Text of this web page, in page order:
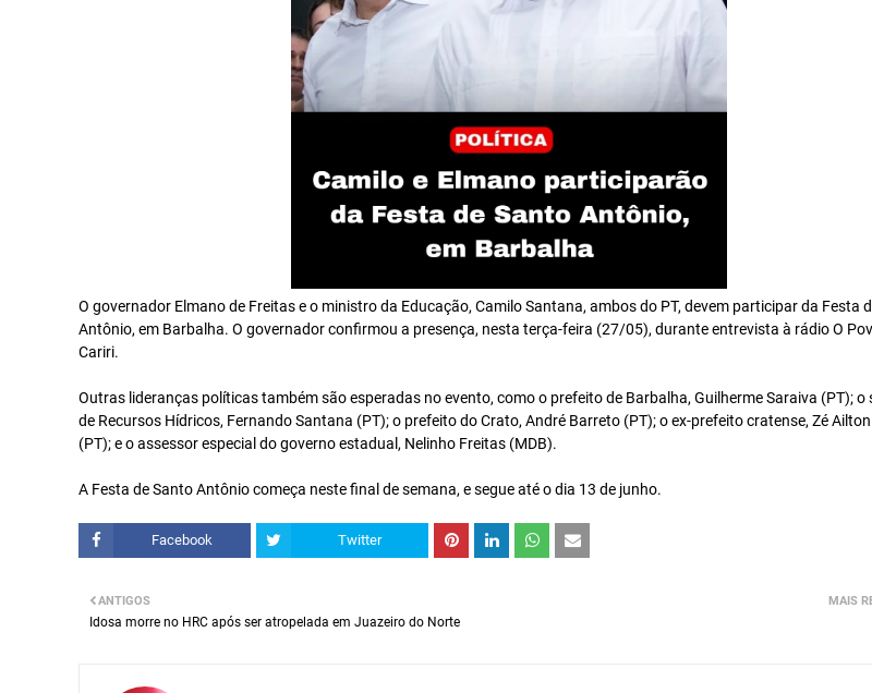
O governador Elmano de Freitas e o ministro da Educação, Camilo Santana, ambos do PT, devem participar da Festa
Antônio, em Barbalha. O governador confirmou a presença, nesta terça-feira (27/05), durante entrevista à rádio O
Cariri.
Outras lideranças políticas também são esperadas no evento, como o prefeito de Barbalha, Guilherme Saraiva (PT); o
de Recursos Hídricos, Fernando Santana (PT); o prefeito do Crato, André Barreto (PT); o ex-prefeito cratense, Zé Ailton
(PT); e o assessor especial do governo estadual, Nelinho Freitas (MDB).
A Festa de Santo Antônio começa neste final de semana, e segue até o dia 13 de junho.
Facebook Twitter
MAIS
ANTIGOS
Idosa morre no HRC após ser atropelada em Juazeiro do Norte